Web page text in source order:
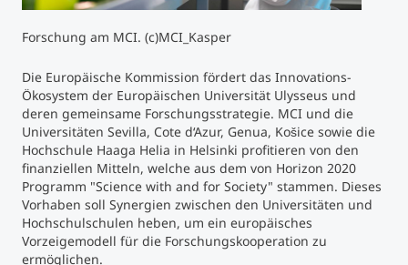
Executive Education Finder
Forschung am MCI. (c)MCI_Kasper
Die Europäische Kommission fördert das Innovations-
Ökosystem der Europäischen Universität Ulysseus und
deren gemeinsame Forschungsstrategie. MCI und die
Universitäten Sevilla, Cote d‘Azur, Genua, Košice sowie die
Hochschule Haaga Helia in Helsinki profitieren von den
finanziellen Mitteln, welche aus dem von Horizon 2020
Programm "Science with and for Society" stammen. Dieses
Vorhaben soll Synergien zwischen den Universitäten und
Hochschulschulen heben, um ein europäisches
Vorzeigemodell für die Forschungskooperation zu
ermöglichen.